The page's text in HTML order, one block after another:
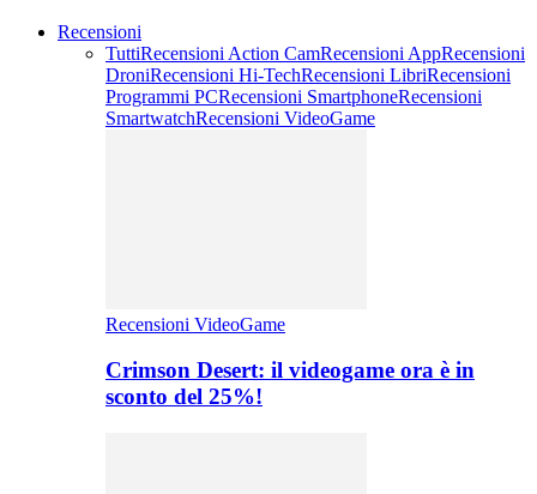
Recensioni
TuttiRecensioni Action CamRecensioni AppRecensioni
DroniRecensioni Hi-TechRecensioni LibriRecensioni
Programmi PCRecensioni SmartphoneRecensioni
SmartwatchRecensioni VideoGame
Recensioni VideoGame
Crimson Desert: il videogame ora è in
sconto del 25%!